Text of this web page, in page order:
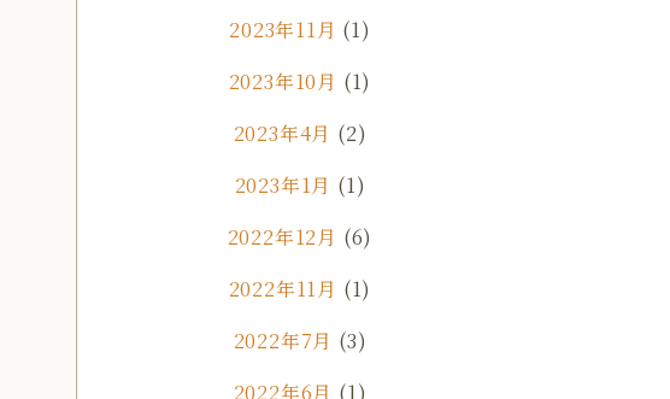
2023年11月 (1)
2023年10月 (1)
2023年4月 (2)
2023年1月 (1)
2022年12月 (6)
2022年11月 (1)
2022年7月 (3)
2022年6月 (1)